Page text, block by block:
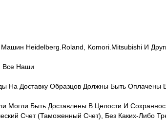
Heidelberg.Roland, Komori.Mitsubishi И
Все Наши
На Доставку Образцов Должны Быть Оплачены
Быть Доставлены В Целости И
Счет (таможенный Счет), Без Каких-Либо